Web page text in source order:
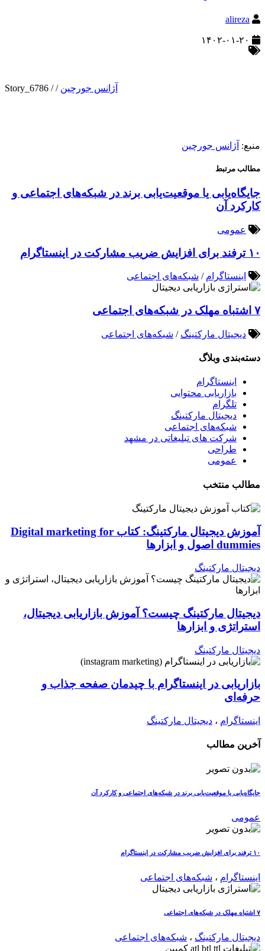
alireza
آژانس جورچین /
/
6786_Story
منبع: آژانس جورچین
مطالب مرتبط
جایگاه‌یابی یا موقعیت‌یابی برند در شبکه‌های اجتماعی و
کارکرد آن
عمومی
۱۰ ترفند برای افزایش ضریب مشارکت در اینستاگرام
اینستاگرام / شبکه‌های اجتماعی
۷ اشتباه مهلک در شبکه‌های اجتماعی
دیجیتال مارکتینگ / شبکه‌های اجتماعی
دسته‌بندی وبلاگ
اینستاگرام
بازاریابی محتوایی
تلگرام
دیجیتال مارکتینگ
شبکه‌های اجتماعی
شرکت های تبلیغاتی در مشهد
طراحی
عمومی
مطالب منتخب
آموزش دیجیتال مارکتینگ: کتاب Digital marketing for
dummies اصول و ابزارها
دیجیتال مارکتینگ
دیجیتال مارکتینگ چیست؟ آموزش بازاریابی دیجیتال،
استراتژی و ابزارها
دیجیتال مارکتینگ
بازاریابی در اینستاگرام با چیدمان صفحه جذاب و
حرفه‌ای
اینستاگرام ، دیجیتال مارکتینگ
آخرین مطالب
جایگاه‌یابی یا موقعیت‌یابی برند در شبکه‌های اجتماعی و کارکرد آن
عمومی
۱۰ ترفند برای افزایش ضریب مشارکت در اینستاگرام
اینستاگرام ، شبکه‌های اجتماعی
۷ اشتباه مهلک در شبکه‌های اجتماعی
دیجیتال مارکتینگ ، شبکه‌های اجتماعی